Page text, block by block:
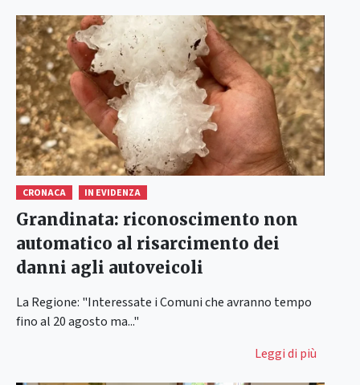
CRONACA IN EVIDENZA
Grandinata: riconoscimento non
automatico al risarcimento dei
danni agli autoveicoli
La Regione: "Interessate i Comuni che avranno tempo
fino al 20 agosto ma..."
Leggi di più